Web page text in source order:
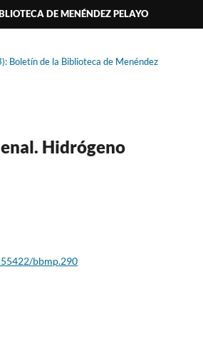
DE MENÉNDEZ PELAYO
Boletín de la Biblioteca de Menéndez
Hidrógeno
bbmp.290